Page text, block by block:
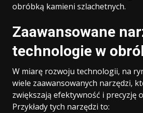
obróbką kamieni szlachetnych.
Zaawansowane
technologie w
W miarę rozwoju technologii, na
wiele zaawansowanych narzędzi,
zwiększają efektywność i precyzję
Przykłady tych narzędzi to: